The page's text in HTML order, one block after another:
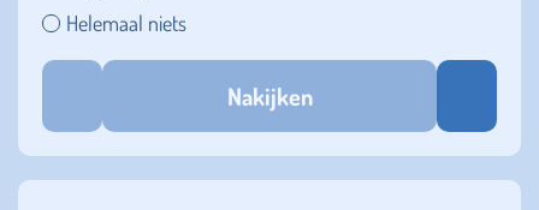
Helemaal niets
Nakijken